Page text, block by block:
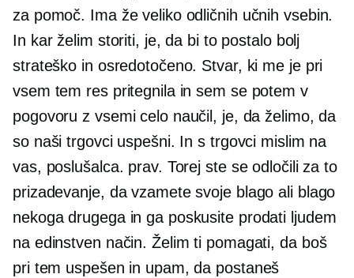
za pomoč. Ima že veliko odličnih učnih vsebin.
In kar želim storiti, je, da bi to postalo bolj
strateško in osredotočeno. Stvar, ki me je pri
vsem tem res pritegnila in sem se potem v
pogovoru z vsemi celo naučil, je, da želimo, da
so naši trgovci uspešni. In s trgovci mislim na
vas, poslušalca. prav. Torej ste se odločili za to
prizadevanje, da vzamete svoje blago ali blago
nekoga drugega in ga poskusite prodati ljudem
na edinstven način. Želim ti pomagati, da boš
pri tem uspešen in upam, da postaneš